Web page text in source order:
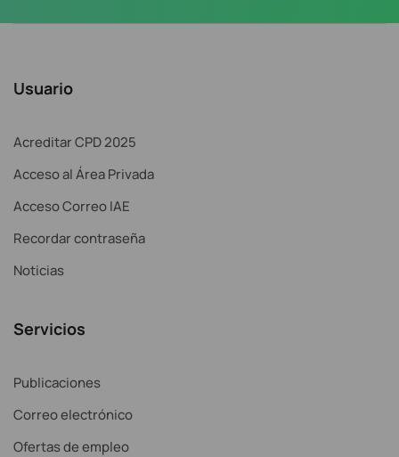
Usuario
Acreditar CPD 2025
Acceso al Área Privada
Acceso Correo IAE
Recordar contraseña
Noticias
Servicios
Publicaciones
Correo electrónico
Ofertas de empleo